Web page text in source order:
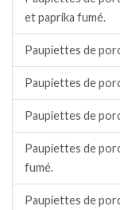
et paprika fumé.
Paupiettes de
Paupiettes de
Paupiettes de
Paupiettes de
fumé.
Paupiettes de